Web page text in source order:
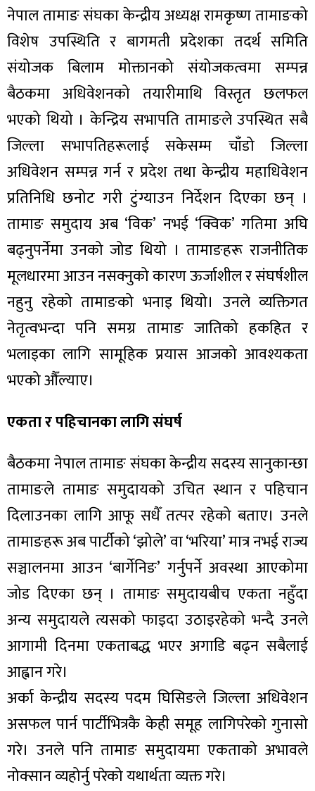
नेपाल तामाङ संघका केन्द्रीय अध्यक्ष रामकृष्ण तामाङको
विशेष उपस्थिति र बागमती प्रदेशका तदर्थ समिति
संयोजक बिलाम मोक्तानको संयोजकत्वमा सम्पन्न
बैठकमा अधिवेशनको तयारीमाथि विस्तृत छलफल
भएको थियो । केन्द्रिय सभापति तामाङले उपस्थित सबै
जिल्ला सभापतिहरूलाई सकेसम्म चाँडो जिल्ला
अधिवेशन सम्पन्न गर्न र प्रदेश तथा केन्द्रीय महाधिवेशन
प्रतिनिधि छनोट गरी टुंग्याउन निर्देशन दिएका छन् ।
तामाङ समुदाय अब ‘विक’ नभई ‘क्विक’ गतिमा अघि
बढ्नुपर्नेमा उनको जोड थियो । तामाङहरू राजनीतिक
मूलधारमा आउन नसक्नुको कारण ऊर्जाशील र संघर्षशील
नहुनु रहेको तामाङको भनाइ थियो। उनले व्यक्तिगत
नेतृत्वभन्दा पनि समग्र तामाङ जातिको हकहित र
भलाइका लागि सामूहिक प्रयास आजको आवश्यकता
भएको औँल्याए।
एकता र पहिचानका लागि संघर्ष
बैठकमा नेपाल तामाङ संघका केन्द्रीय सदस्य सानुकान्छा
तामाङले तामाङ समुदायको उचित स्थान र पहिचान
दिलाउनका लागि आफू सधैँ तत्पर रहेको बताए। उनले
तामाङहरू अब पार्टीको ‘झोले’ वा ‘भरिया’ मात्र नभई राज्य
सञ्चालनमा आउन ‘बार्गेनिङ’ गर्नुपर्ने अवस्था आएकोमा
जोड दिएका छन् । तामाङ समुदायबीच एकता नहुँदा
अन्य समुदायले त्यसको फाइदा उठाइरहेको भन्दै उनले
आगामी दिनमा एकताबद्ध भएर अगाडि बढ्न सबैलाई
आह्वान गरे।
अर्का केन्द्रीय सदस्य पदम घिसिङले जिल्ला अधिवेशन
असफल पार्न पार्टीभित्रकै केही समूह लागिपरेको गुनासो
गरे। उनले पनि तामाङ समुदायमा एकताको अभावले
नोक्सान व्यहोर्नु परेको यथार्थता व्यक्त गरे।